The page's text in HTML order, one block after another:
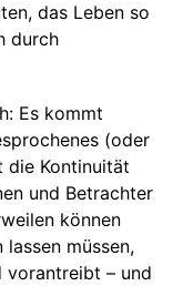
das Leben so
durch
Es kommt
(oder
die Kontinuität
und Betrachter
können
müssen,
vorantreibt – und